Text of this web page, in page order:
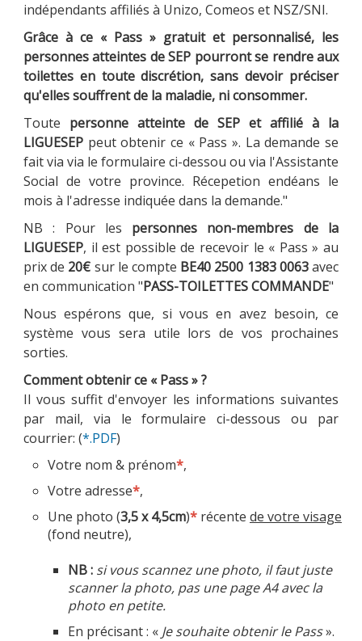
indépendants affiliés à Unizo, Comeos et NSZ/SNI.
Grâce à ce « Pass » gratuit et personnalisé, les
personnes atteintes de SEP pourront se rendre aux
toilettes en toute discrétion, sans devoir préciser
qu'elles souffrent de la maladie, ni consommer.
Toute personne atteinte de SEP et affilié à la
LIGUESEPpeut obtenir ce « Pass ». La demande se
fait via via le formulaire ci-dessou ou via l'Assistante
Social de votre province. Récepetion endéans le
mois à l'adresse indiquée dans la demande."
NB : Pour les personnes non-membres de la
LIGUESEP, il est possible de recevoir le « Pass » au
prix de 20€ sur le compte BE40 2500 1383 0063avec
en communication "PASS-TOILETTES COMMANDE"
Nous espérons que, si vous en avez besoin, ce
système vous sera utile lors de vos prochaines
sorties.
Comment obtenir ce « Pass » ?
Il vous suffit d'envoyer les informations suivantes
par mail, via le formulaire ci-dessous ou par
courrier: (*.PDF)
Votre nom & prénom*,
Votre adresse*,
Une photo (3,5 x 4,5cm)*récente de votre visage
(fond neutre),
NB : si vous scannez une photo, il faut juste
scanner la photo, pas une page A4 avec la
photo en petite.
En précisant : « Je souhaite obtenir le Pass».